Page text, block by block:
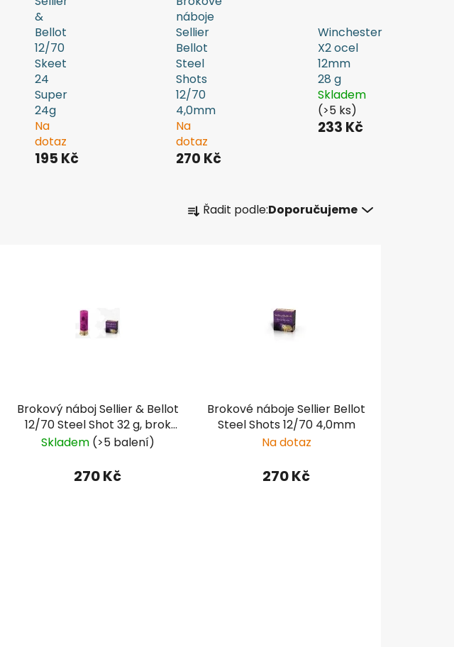
&
Bellot
12/70
Skeet
24
Super
24g
Na
dotaz
195 Kč
náboje
Sellier
Bellot
Steel
Shots
12/70
4,0mm
Na
dotaz
270 Kč
Winchester
X2 ocel
12mm
28 g
Skladem
(>5 ks)
233 Kč
a Řadit podle:Doporučujeme
Brokový náboj Sellier & Bellot
12/70 Steel Shot 32 g, brok
3,30 mm
Skladem (>5 balení)
270 Kč
Brokové náboje Sellier Bellot
Steel Shots 12/70 4,0mm
Na dotaz
270 Kč